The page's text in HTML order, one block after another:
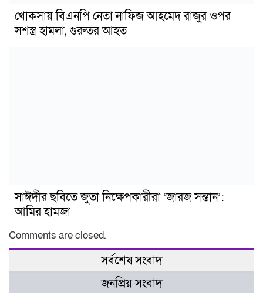
খোকসায় বিএনপি নেতা নাফিজ আহমেদ রাজুর ওপর
সশস্ত্র হামলা, গুরুতর আহত
সাঈদীর ছবিতে জুতা নিক্ষেপকারীরা ‘জারজ সন্তান’:
আমির হামজা
Comments are closed.
সর্বশেষ সংবাদ
জনপ্রিয় সংবাদ